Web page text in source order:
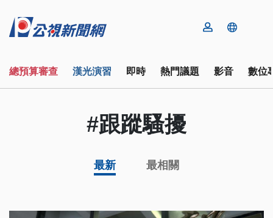
總預算審查 漢光演習 即時 熱門議題 影音 數位
#跟蹤騷擾
最新 最相關